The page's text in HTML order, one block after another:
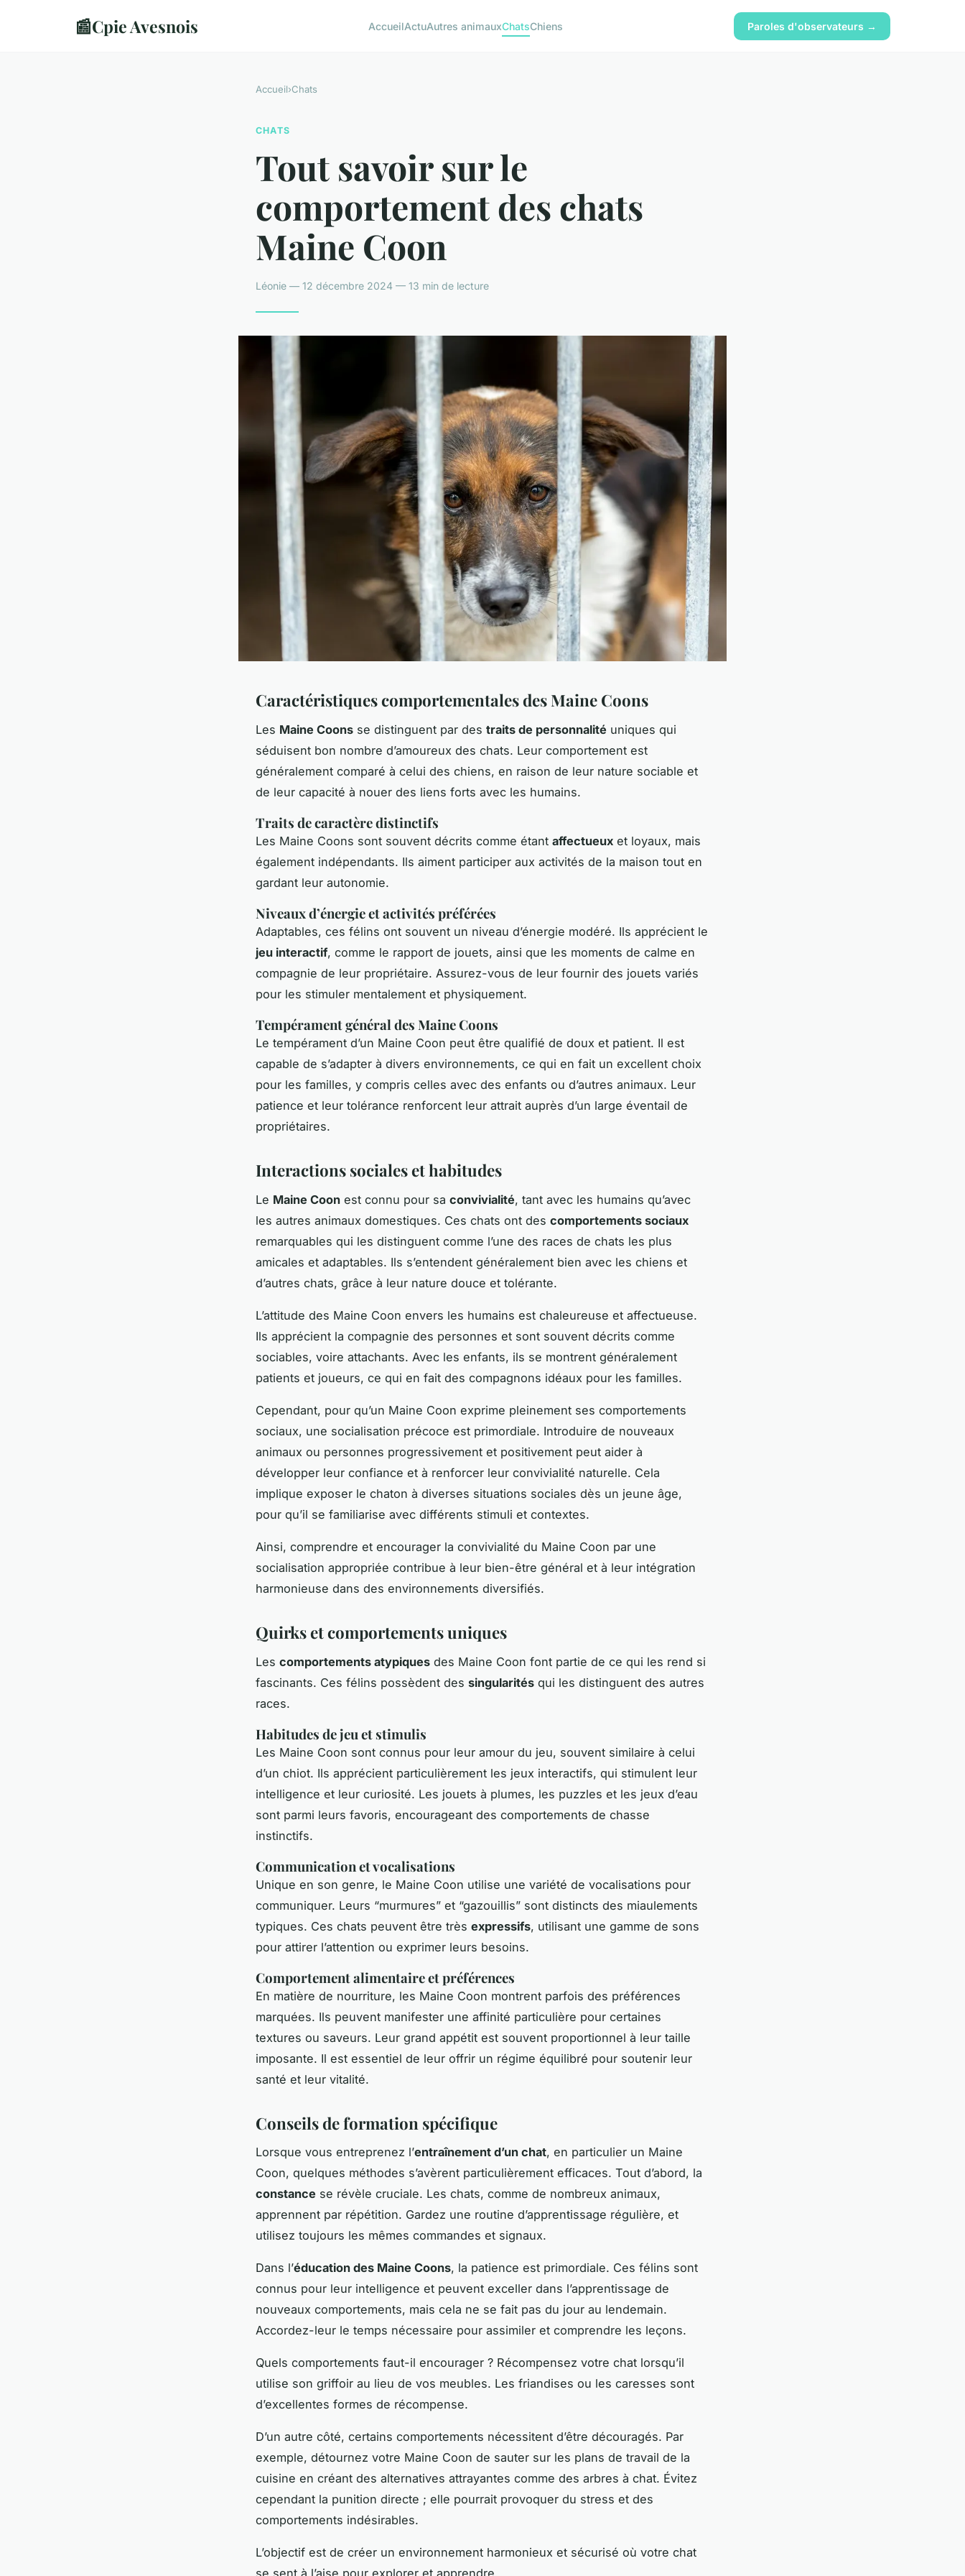
📰Cpie Avesnois AccueilActuAutres animauxChatsChiens Paroles d'observateurs →
Accueil›Chats
CHATS
Tout savoir sur le
comportement des chats
Maine Coon
Léonie — 12 décembre 2024 — 13 min de lecture
Caractéristiques comportementales des Maine Coons
Les Maine Coons se distinguent par des traits de personnalité uniques qui
séduisent bon nombre d’amoureux des chats. Leur comportement est
généralement comparé à celui des chiens, en raison de leur nature sociable et
de leur capacité à nouer des liens forts avec les humains.
Traits de caractère distinctifs
Les Maine Coons sont souvent décrits comme étant affectueux et loyaux, mais
également indépendants. Ils aiment participer aux activités de la maison tout en
gardant leur autonomie.
Niveaux d’énergie et activités préférées
Adaptables, ces félins ont souvent un niveau d’énergie modéré. Ils apprécient le
jeu interactif, comme le rapport de jouets, ainsi que les moments de calme en
compagnie de leur propriétaire. Assurez-vous de leur fournir des jouets variés
pour les stimuler mentalement et physiquement.
Tempérament général des Maine Coons
Le tempérament d’un Maine Coon peut être qualifié de doux et patient. Il est
capable de s’adapter à divers environnements, ce qui en fait un excellent choix
pour les familles, y compris celles avec des enfants ou d’autres animaux. Leur
patience et leur tolérance renforcent leur attrait auprès d’un large éventail de
propriétaires.
Interactions sociales et habitudes
Le Maine Coon est connu pour sa convivialité, tant avec les humains qu’avec
les autres animaux domestiques. Ces chats ont des comportements sociaux
remarquables qui les distinguent comme l’une des races de chats les plus
amicales et adaptables. Ils s’entendent généralement bien avec les chiens et
d’autres chats, grâce à leur nature douce et tolérante.
L’attitude des Maine Coon envers les humains est chaleureuse et affectueuse.
Ils apprécient la compagnie des personnes et sont souvent décrits comme
sociables, voire attachants. Avec les enfants, ils se montrent généralement
patients et joueurs, ce qui en fait des compagnons idéaux pour les familles.
Cependant, pour qu’un Maine Coon exprime pleinement ses comportements
sociaux, une socialisation précoce est primordiale. Introduire de nouveaux
animaux ou personnes progressivement et positivement peut aider à
développer leur confiance et à renforcer leur convivialité naturelle. Cela
implique exposer le chaton à diverses situations sociales dès un jeune âge,
pour qu’il se familiarise avec différents stimuli et contextes.
Ainsi, comprendre et encourager la convivialité du Maine Coon par une
socialisation appropriée contribue à leur bien-être général et à leur intégration
harmonieuse dans des environnements diversifiés.
Quirks et comportements uniques
Les comportements atypiques des Maine Coon font partie de ce qui les rend si
fascinants. Ces félins possèdent des singularités qui les distinguent des autres
races.
Habitudes de jeu et stimulis
Les Maine Coon sont connus pour leur amour du jeu, souvent similaire à celui
d’un chiot. Ils apprécient particulièrement les jeux interactifs, qui stimulent leur
intelligence et leur curiosité. Les jouets à plumes, les puzzles et les jeux d’eau
sont parmi leurs favoris, encourageant des comportements de chasse
instinctifs.
Communication et vocalisations
Unique en son genre, le Maine Coon utilise une variété de vocalisations pour
communiquer. Leurs “murmures” et “gazouillis” sont distincts des miaulements
typiques. Ces chats peuvent être très expressifs, utilisant une gamme de sons
pour attirer l’attention ou exprimer leurs besoins.
Comportement alimentaire et préférences
En matière de nourriture, les Maine Coon montrent parfois des préférences
marquées. Ils peuvent manifester une affinité particulière pour certaines
textures ou saveurs. Leur grand appétit est souvent proportionnel à leur taille
imposante. Il est essentiel de leur offrir un régime équilibré pour soutenir leur
santé et leur vitalité.
Conseils de formation spécifique
Lorsque vous entreprenez l’entraînement d’un chat, en particulier un Maine
Coon, quelques méthodes s’avèrent particulièrement efficaces. Tout d’abord, la
constance se révèle cruciale. Les chats, comme de nombreux animaux,
apprennent par répétition. Gardez une routine d’apprentissage régulière, et
utilisez toujours les mêmes commandes et signaux.
Dans l’éducation des Maine Coons, la patience est primordiale. Ces félins sont
connus pour leur intelligence et peuvent exceller dans l’apprentissage de
nouveaux comportements, mais cela ne se fait pas du jour au lendemain.
Accordez-leur le temps nécessaire pour assimiler et comprendre les leçons.
Quels comportements faut-il encourager ? Récompensez votre chat lorsqu’il
utilise son griffoir au lieu de vos meubles. Les friandises ou les caresses sont
d’excellentes formes de récompense.
D’un autre côté, certains comportements nécessitent d’être découragés. Par
exemple, détournez votre Maine Coon de sauter sur les plans de travail de la
cuisine en créant des alternatives attrayantes comme des arbres à chat. Évitez
cependant la punition directe ; elle pourrait provoquer du stress et des
comportements indésirables.
L’objectif est de créer un environnement harmonieux et sécurisé où votre chat